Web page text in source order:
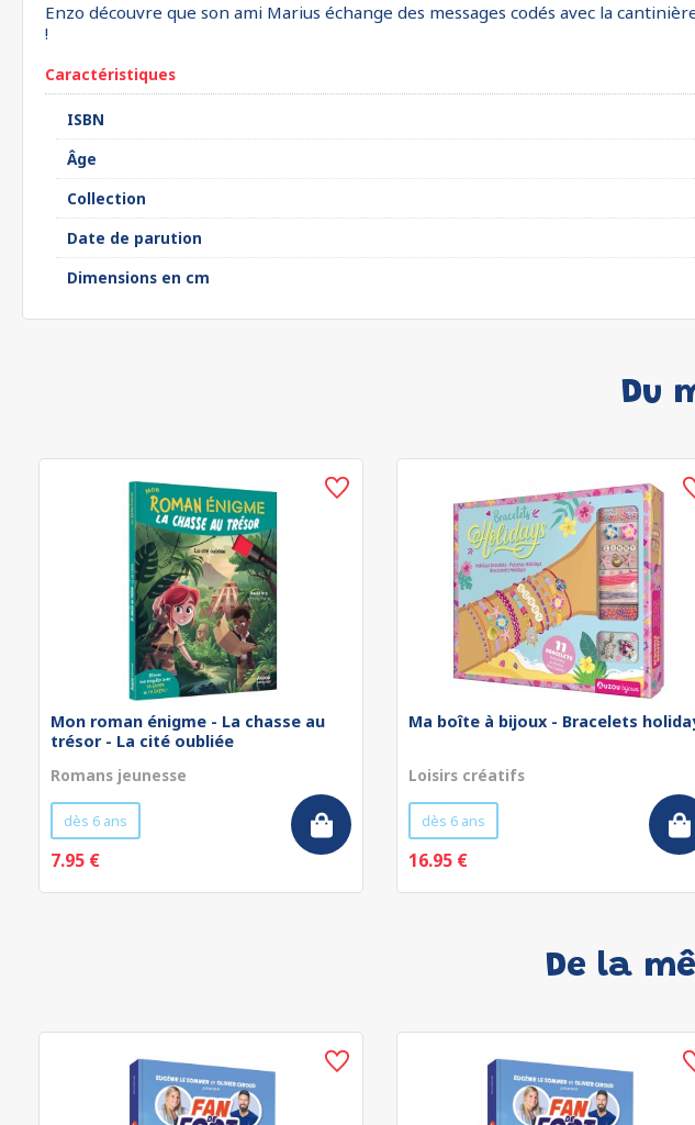
Enzo découvre que son ami Marius échange des messages codés avec la
!
Caractéristiques
ISBN
Âge
Collection
Date de parution
Dimensions en cm
Du
Mon roman énigme - La chasse au
trésor - La cité oubliée
Romans jeunesse
dès 6 ans
7.95 €
Ma boîte à bijoux - Bracelets
Loisirs créatifs
dès 6 ans
16.95 €
De la